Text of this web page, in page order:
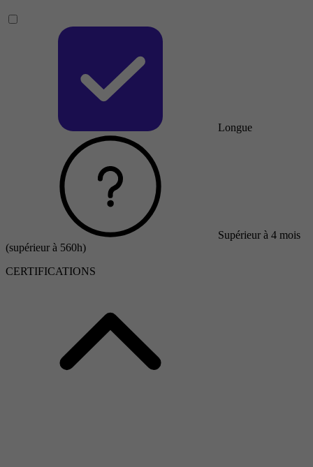
Longue
Supérieur à 4 mois
(supérieur à 560h)
CERTIFICATIONS